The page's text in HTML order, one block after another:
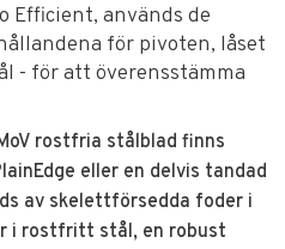
Efficient, används de
för pivoten, låset
- för att överensstämma
rostfria stålblad finns
eller en delvis tandad
av skelettförsedda foder i
i rostfritt stål, en robust